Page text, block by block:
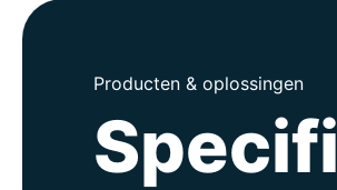
Azië en Stille
Noord-Amerika
Producten & oplossingen